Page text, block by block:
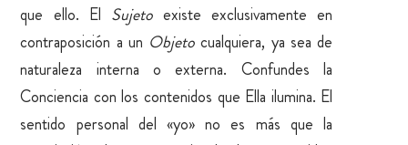
que ello. El Sujeto existe exclusivamente en
contraposición a un Objetocualquiera, ya sea de
naturaleza interna o externa. Confundes la
Conciencia con los contenidos que Ella ilumina. El
sentido personal del «yo» no es más que la